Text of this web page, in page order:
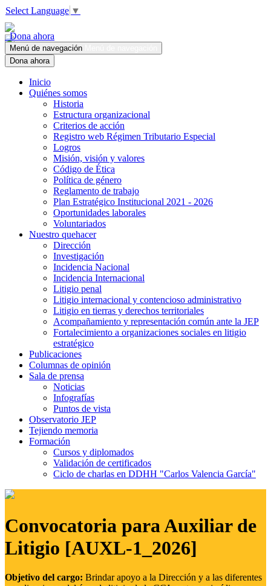
Select Language ▼
Dona ahora
Menú de navegación
Dona ahora
Inicio
Quiénes somos
Historia
Estructura organizacional
Criterios de acción
Registro web Régimen Tributario Especial
Logros
Misión, visión y valores
Código de Ética
Política de género
Reglamento de trabajo
Plan Estratégico Institucional 2021 - 2026
Oportunidades laborales
Voluntariados
Nuestro quehacer
Dirección
Investigación
Incidencia Nacional
Incidencia Internacional
Litigio penal
Litigio internacional y contencioso administrativo
Litigio en tierras y derechos territoriales
Acompañamiento y representación común ante la JEP
Fortalecimiento a organizaciones sociales en litigio
estratégico
Publicaciones
Columnas de opinión
Sala de prensa
Noticias
Infografías
Puntos de vista
Observatorio JEP
Tejiendo memoria
Formación
Cursos y diplomados
Validación de certificados
Ciclo de charlas en DDHH "Carlos Valencia García"
Convocatoria para Auxiliar de
Litigio [AUXL-1_2026]
Objetivo del cargo: Brindar apoyo a la Dirección y a las diferentes